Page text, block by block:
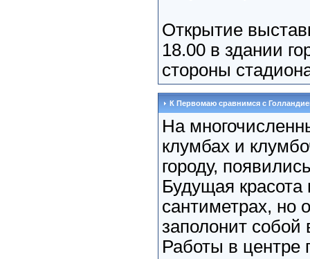
Открытие
18.00 в здании
стороны
К Первомаю сравнимся с
На
клумбах и
городу,
Будущая красота
сантиметрах, но
заполонит собой
Работы в центре